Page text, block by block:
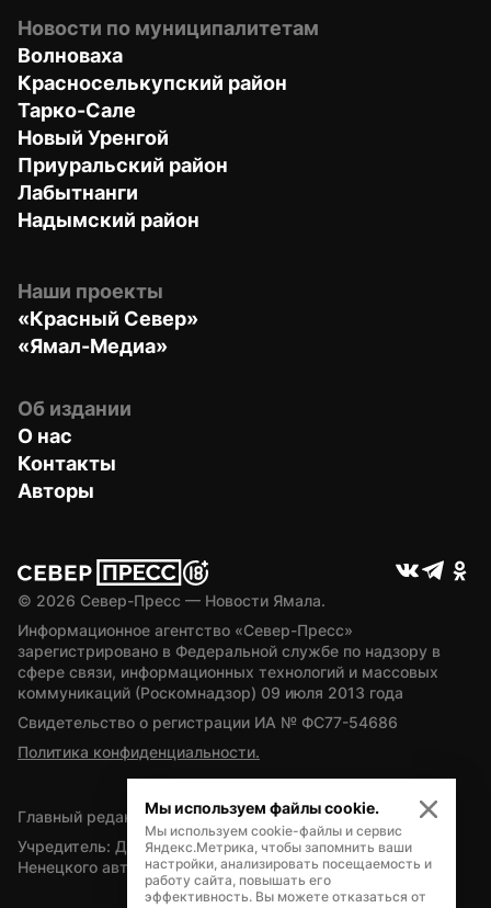
Новости по муниципалитетам
Волноваха
Красноселькупский район
Тарко-Сале
Новый Уренгой
Приуральский район
Лабытнанги
Надымский район
Наши проекты
«Красный Север»
«Ямал-Медиа»
Об издании
О нас
Контакты
Авторы
© 2026 Север-Пресс — Новости Ямала.
Информационное агентство «Север-Пресс»
зарегистрировано в Федеральной службе по надзору в
сфере связи, информационных технологий и массовых
коммуникаций (Роскомнадзор) 09 июля 2013 года
Свидетельство о регистрации ИА № ФС77-54686
Политика конфиденциальности.
Главный редактор — А.Л. Поздеев
Учредитель: Департамент внутренней политики Ямало-
Ненецкого автономного округа
Мы используем файлы cookie.
Мы используем cookie-файлы и сервис
Яндекс.Метрика, чтобы запомнить ваши
настройки, анализировать посещаемость и
работу сайта, повышать его
эффективность. Вы можете отказаться от